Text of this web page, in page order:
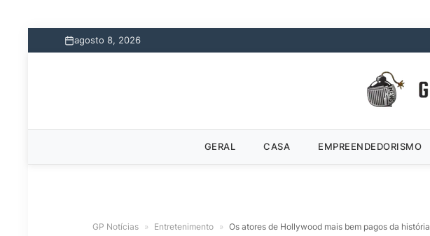
agosto 8, 2026
GERAL CASA EMPREENDEDORISMO
GP Notícias » Entretenimento » Os atores de Hollywood mais bem pagos da história